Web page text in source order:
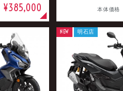
¥385,000 本体価格
NEW 明石店